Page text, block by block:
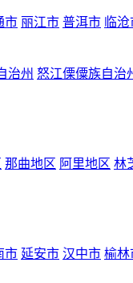
市 丽江市 普洱市 临
治州 怒江傈僳族自治
那曲地区 阿里地区 林
市 延安市 汉中市 榆林